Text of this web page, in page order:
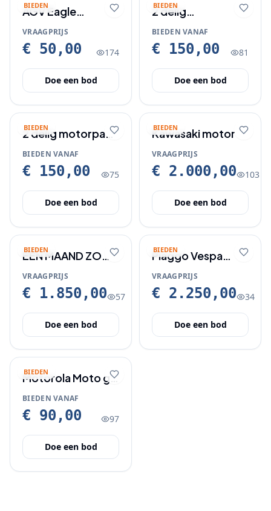
BIEDEN
AGV Eagle
motorhelm maat
60
VRAAGPRIJS
€ 50,00 174
Doe een bod
BIEDEN
2 delig
damesmotorpak
z.g.a.n
BIEDEN VANAF
€ 150,00 81
Doe een bod
BIEDEN
2 delig motorpak
met 4/5 XL
BIEDEN VANAF
€ 150,00 75
Doe een bod
BIEDEN
Kawasaki motor
VRAAGPRIJS
€ 2.000,00 103
Doe een bod
BIEDEN
ÉÉN MAAND ZO
GOED ALS
NIEUWE
KOOP
VRAAGPRIJS
€ 1.850,00 57
Doe een bod
BIEDEN
Piaggo Vespa
sprint 2019
VRAAGPRIJS
€ 2.250,00 34
Doe een bod
BIEDEN
Motorola Moto g
24 nieuw in doos.
BIEDEN VANAF
€ 90,00 97
Doe een bod